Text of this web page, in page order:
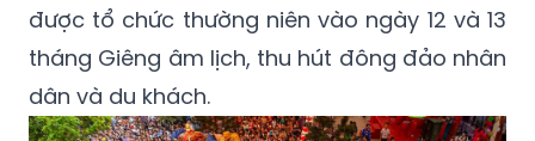
được tổ chức thường niên vào ngày 12 và 13
tháng Giêng âm lịch, thu hút đông đảo nhân
dân và du khách.